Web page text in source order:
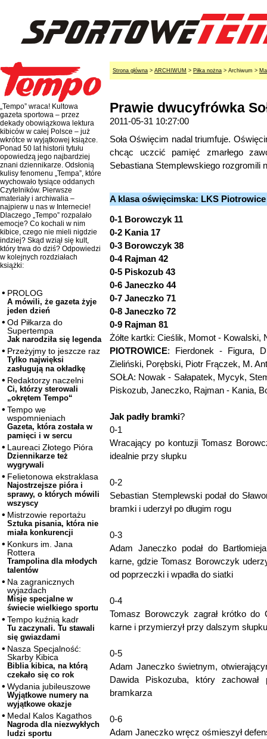
„Tempo” wraca! Kultowa
gazeta sportowa – przez
dekady obowiązkowa lektura
kibiców w całej Polsce – już
wkrótce w wyjątkowej książce.
Ponad 50 lat historii tytułu
opowiedzą jego najbardziej
znani dziennikarze. Odsłonią
kulisy fenomenu „Tempa”, które
wychowało tysiące oddanych
Czytelników. Pierwsze
materiały i archiwalia –
najpierw u nas w Internecie!
Dlaczego „Tempo” rozpalało
emocje? Co kochali w nim
kibice, czego nie mieli nigdzie
indziej? Skąd wziął się kult,
który trwa do dziś? Odpowiedzi
w kolejnych rozdziałach
książki:
PROLOG
A mówili, że gazeta żyje
jeden dzień
Od Piłkarza do
Supertempa
Jak narodziła się legenda
Przeżyjmy to jeszcze raz
Tylko najwięksi
zasługują na okładkę
Redaktorzy naczelni
Ci, którzy sterowali
„okrętem Tempo“
Tempo we
wspomnieniach
Gazeta, która została w
pamięci i w sercu
Laureaci Złotego Pióra
Dziennikarze też
wygrywali
Felietonowa ekstraklasa
Najostrzejsze pióra i
sprawy, o których mówili
wszyscy
Mistrzowie reportażu
Sztuka pisania, która nie
miała konkurencji
Konkurs im. Jana
Rottera
Trampolina dla młodych
talentów
Na zagranicznych
wyjazdach
Misje specjalne w
świecie wielkiego sportu
Tempo kuźnią kadr
Tu zaczynali. Tu stawali
się gwiazdami
Nasza Specjalność:
Skarby Kibica
Biblia kibica, na którą
czekało się co rok
Wydania jubileuszowe
Wyjątkowe numery na
wyjątkowe okazje
Medal Kalos Kagathos
Nagroda dla niezwykłych
ludzi sportu
Strona główna > ARCHIWUM > Piłka nożna > Archiwum >
Prawie dwucyfrówka
2011-05-31 10:27:00
Soła Oświęcim nadal triumfuje.
chcąc uczcić pamięć zmarłego
Sebastiana Stemplewskiego rozgromili
A klasa oświęcimska: LKS Piotrowice
0-1 Borowczyk 11
0-2 Kania 17
0-3 Borowczyk 38
0-4 Rajman 42
0-5 Piskozub 43
0-6 Janeczko 44
0-7 Janeczko 71
0-8 Janeczko 72
0-9 Rajman 81
Żółte kartki: Cieślik, Momot - Kowalski,
PIOTROWICE: Fierdonek - Figura,
Zieliński, Porębski, Piotr Frączek, M.
SOŁA: Nowak - Sałapatek, Mycyk,
Piskozub, Janeczko, Rajman - Kania,
Jak padły bramki?
0-1
Wracający po kontuzji Tomasz
idealnie przy słupku
0-2
Sebastian Stemplewski podał do
bramki i uderzył po długim rogu
0-3
Adam Janeczko podał do
karne, gdzie Tomasz Borowczyk
od poprzeczki i wpadła do siatki
0-4
Tomasz Borowczyk zagrał krótko do
karne i przymierzył przy dalszym słupku
0-5
Adam Janeczko świetnym,
Dawida Piskozuba, który
bramkarza
0-6
Adam Janeczko wręcz ośmieszył